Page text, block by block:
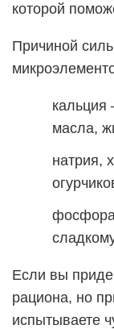
которой
Причиной
кальция
масла,
натрия,
Если вы
рациона, но
испытываете